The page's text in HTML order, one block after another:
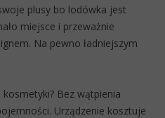
plusy bo lodówka jest
miejsce i przeważnie
Na pewno ładniejszym
Bez wątpienia
Urządzenie kosztuje